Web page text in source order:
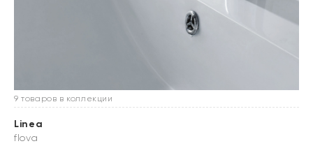
9 товаров в коллекции
Linea
flova